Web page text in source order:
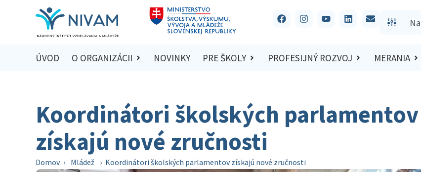
ÚVOD O ORGANIZÁCII NOVINKY PRE ŠKOLY PROFESIJNÝ ROZVOJ MERANIA
Koordinátori školských parlamentov
získajú nové zručnosti
Domov › Mládež › Koordinátori školských parlamentov získajú nové zručnosti